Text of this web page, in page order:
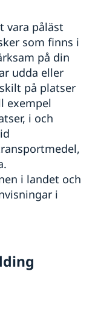
vara påläst
som finns i
på din
udda eller
på platser
exempel
i och
i landet och
i